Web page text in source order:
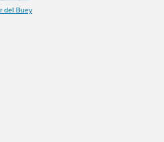
del Buey